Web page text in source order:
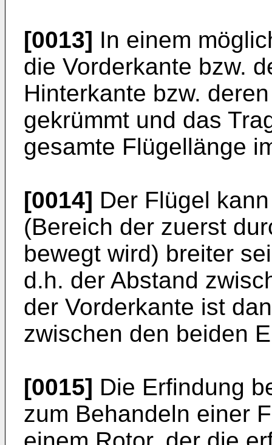
[0013] In einem
die Vorderkante bzw.
Hinterkante bzw.
gekrümmt und das
gesamte Flügellänge
[0014] Der Flügel
(Bereich der zuerst
bewegt wird) breiter
d.h. der Abstand
der Vorderkante ist
zwischen den beiden
[0015] Die Erfindung
zum Behandeln einer